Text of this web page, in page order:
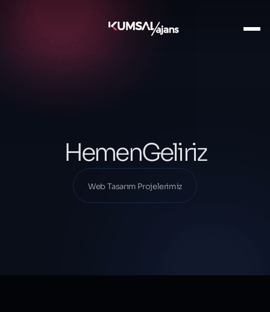
Projelerimiz
Web Tasarım Projelerimiz
HemenGeliriz
Web Tasarım Projelerimiz